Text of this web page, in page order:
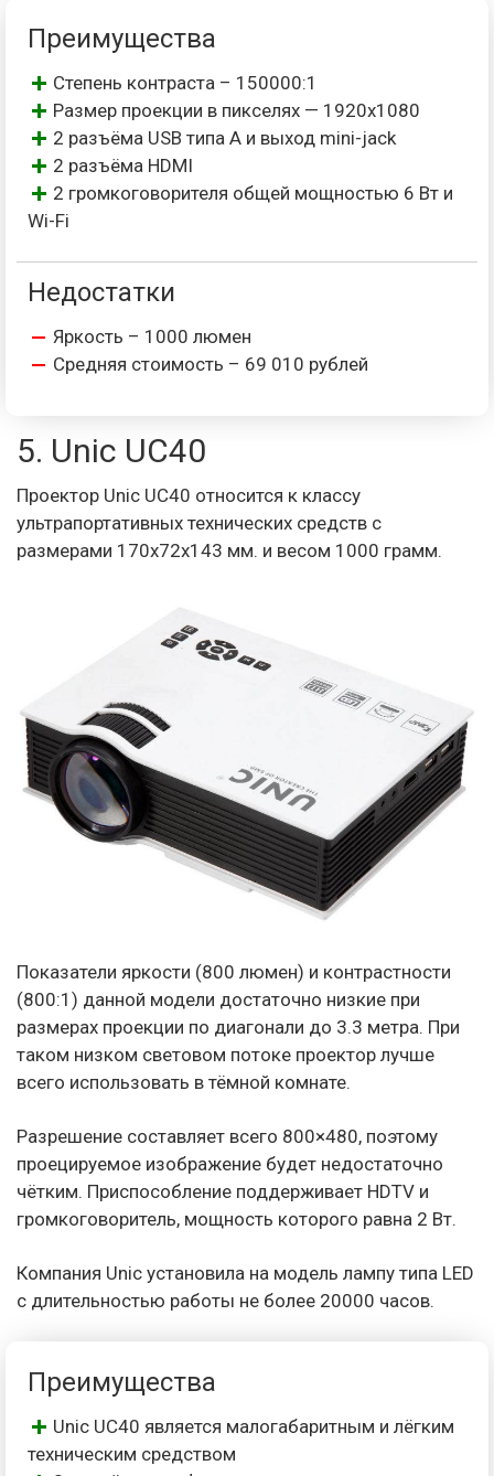
Преимущества
Степень контраста – 150000:1
Размер проекции в пикселях — 1920х1080
2 разъёма USB типа А и выход mini-jack
2 разъёма HDMI
2 громкоговорителя общей мощностью 6 Вт и
Wi-Fi
Недостатки
Яркость – 1000 люмен
Средняя стоимость – 69 010 рублей
5. Unic UC40
Проектор Unic UC40 относится к классу
ультрапортативных технических средств с
размерами 170x72x143 мм. и весом 1000 грамм.
Показатели яркости (800 люмен) и контрастности
(800:1) данной модели достаточно низкие при
размерах проекции по диагонали до 3.3 метра. При
таком низком световом потоке проектор лучше
всего использовать в тёмной комнате.
Разрешение составляет всего 800×480, поэтому
проецируемое изображение будет недостаточно
чётким. Приспособление поддерживает HDTV и
громкоговоритель, мощность которого равна 2 Вт.
Компания Unic установила на модель лампу типа LED
с длительностью работы не более 20000 часов.
Преимущества
Unic UC40 является малогабаритным и лёгким
техническим средством